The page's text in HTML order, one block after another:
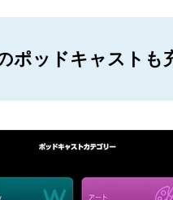
ポッドキャストも